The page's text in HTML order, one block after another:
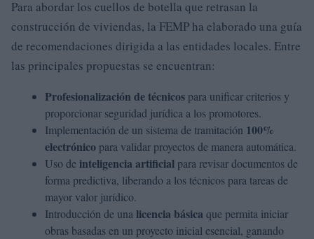
Para abordar los cuellos de botella que retrasan la
construcción de viviendas, la FEMP ha elaborado una guía
de recomendaciones dirigida a las entidades locales. Entre
las principales propuestas se encuentran:
Profesionalización de técnicos para unificar criterios y
proporcionar seguridad jurídica a los promotores.
Implementación de un sistema de tramitación 100%
electrónico para validar proyectos de manera automática.
Uso de inteligencia artificial para revisar documentos de
forma predictiva, liberando a los técnicos para tareas de
mayor valor jurídico.
Introducción de unalicencia básica que permita iniciar
obras basadas en un proyecto inicial esencial, ganando